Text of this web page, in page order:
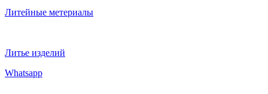
Литейные метериалы
Литье изделий
Whatsapp